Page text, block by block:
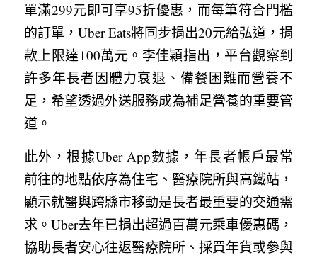
單滿299元即可享95折優惠，而每筆符合門檻
的訂單，Uber Eats將同步捐出20元給弘道，捐
款上限達100萬元。李佳穎指出，平台觀察到
許多年長者因體力衰退、備餐困難而營養不
足，希望透過外送服務成為補足營養的重要管
道。
此外，根據Uber App數據，年長者帳戶最常
前往的地點依序為住宅、醫療院所與高鐵站，
顯示就醫與跨縣市移動是長者最重要的交通需
求。Uber去年已捐出超過百萬元乘車優惠碼，
協助長者安心往返醫療院所、採買年貨或參與